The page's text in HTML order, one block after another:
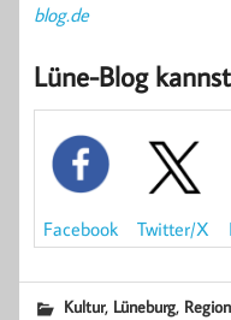
blog.de
Lüne-Blog
Facebook Twitter/X
Kultur, Lüneburg, Region